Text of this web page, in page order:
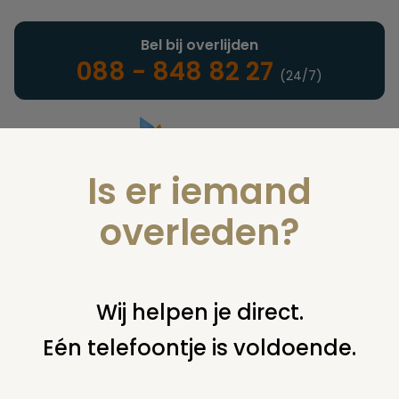
Landelijke uitvaartonderneming
Bel bij overlijden
088 - 848 82 27 (24/7)
U bent hier: home nieuws & agenda nieuws rozendaal stelt
Is er iemand
overleden?
Wij helpen je direct.
Eén telefoontje is voldoende.